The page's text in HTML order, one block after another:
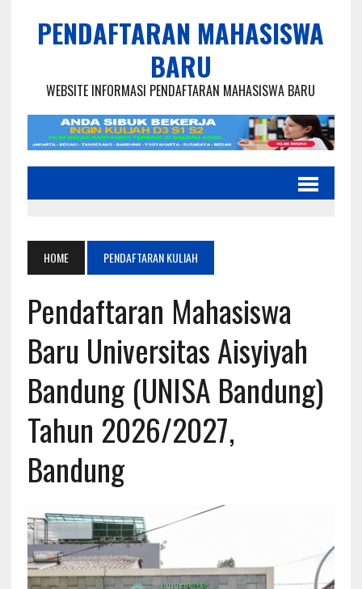
PENDAFTARAN MAHASISWA
BARU
WEBSITE INFORMASI PENDAFTARAN MAHASISWA BARU
HOME PENDAFTARAN KULIAH
Pendaftaran Mahasiswa
Baru Universitas Aisyiyah
Bandung (UNISA Bandung)
Tahun 2026/2027,
Bandung